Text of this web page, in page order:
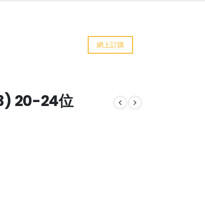
網上訂購
20-24位